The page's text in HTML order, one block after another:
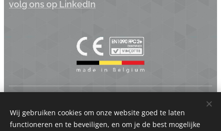
volg ons op LinkedIn
- België | BTW BE 0875.742.625
Cookies
Wij gebruiken cookies om onze website goed te laten
functioneren en te beveiligen, en om je de best mogelijke